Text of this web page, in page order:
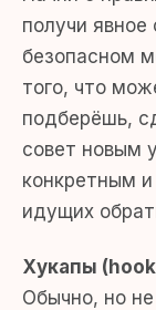
получи явное
безопасном
того, что
подберёшь,
совет новым
конкретным
идущих
Хукапы
Обычно, но